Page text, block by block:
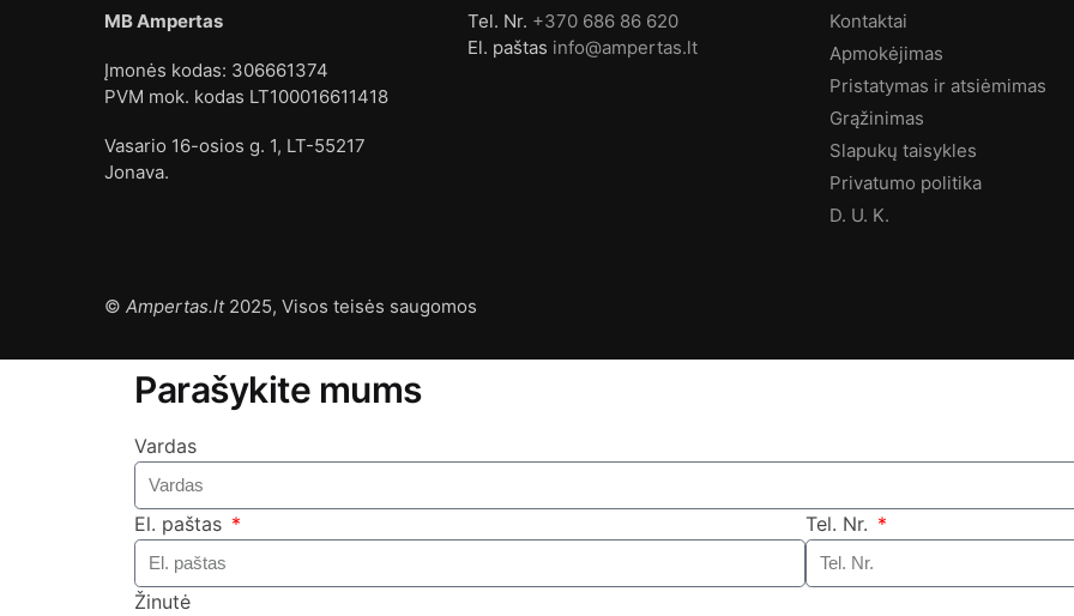
MB Ampertas
Įmonės kodas: 306661374
PVM mok. kodas LT100016611418
Vasario 16-osios g. 1, LT-55217
Jonava.
Tel. Nr. +370 686 86 620
El. paštas info@ampertas.lt
Kontaktai
Apmokėjimas
Pristatymas ir atsiėmimas
Grąžinimas
Slapukų taisykles
Privatumo politika
D. U. K.
© Ampertas.lt2025, Visos teisės saugomos
Parašykite mums
Vardas
El. paštas Tel. Nr.
Žinutė